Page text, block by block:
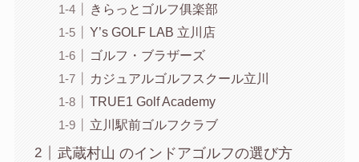
きらっとゴルフ俱楽部
Y’s GOLF LAB 立川店
ゴルフ・ブラザーズ
カジュアルゴルフスクール立川
TRUE1 Golf Academy
立川駅前ゴルフクラブ
武蔵村山 のインドアゴルフの選び方